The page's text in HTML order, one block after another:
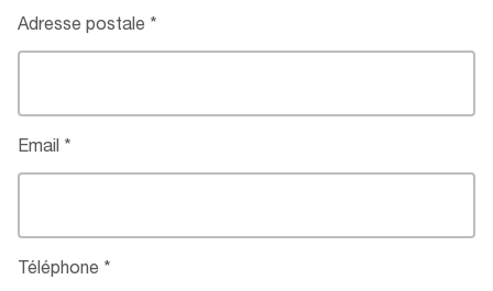
Adresse postale
Email
Téléphone